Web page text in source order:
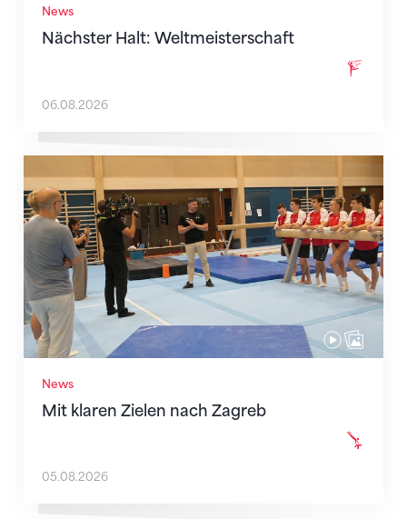
News
Nächster Halt: Weltmeisterschaft
06.08.2026
News
Mit klaren Zielen nach Zagreb
Mit klaren Zielen nach Zagreb
05.08.2026